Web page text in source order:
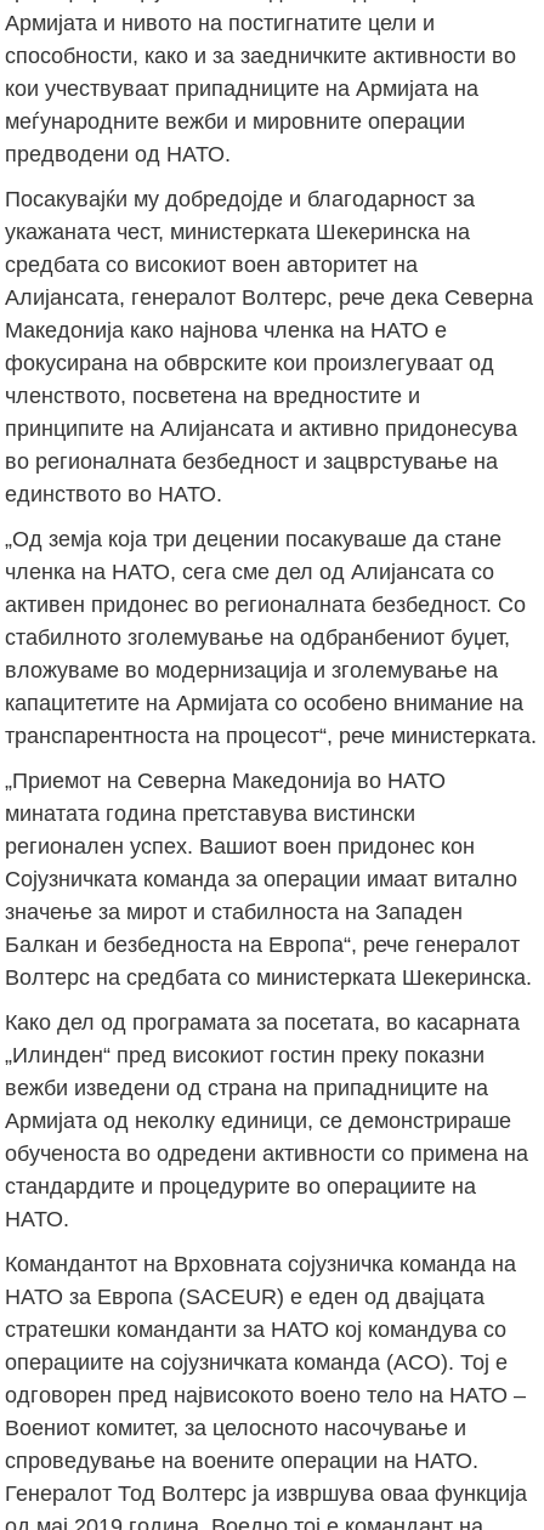
Армијата и нивото на постигнатите цели и
способности, како и за заедничките активности во
кои учествуваат припадниците на Армијата на
меѓународните вежби и мировните операции
предводени од НАТО.
Посакувајќи му добредојде и благодарност за
укажаната чест, министерката Шекеринска на
средбата со високиот воен авторитет на
Алијансата, генералот Волтерс, рече дека Северна
Македонија како најнова членка на НАТО е
фокусирана на обврските кои произлегуваат од
членството, посветена на вредностите и
принципите на Алијансата и активно придонесува
во регионалната безбедност и зацврстување на
единството во НАТО.
„Од земја која три децении посакуваше да стане
членка на НАТО, сега сме дел од Алијансата со
активен придонес во регионалната безбедност. Со
стабилното зголемување на одбранбениот буџет,
вложуваме во модернизација и зголемување на
капацитетите на Армијата со особено внимание на
транспарентноста на процесот“, рече министерката.
„Приемот на Северна Македонија во НАТО
минатата година претставува вистински
регионален успех. Вашиот воен придонес кон
Сојузничката команда за операции имаат витално
значење за мирот и стабилноста на Западен
Балкан и безбедноста на Европа“, рече генералот
Волтерс на средбата со министерката Шекеринска.
Како дел од програмата за посетата, во касарната
„Илинден“ пред високиот гостин преку показни
вежби изведени од страна на припадниците на
Армијата од неколку единици, се демонстрираше
обученоста во одредени активности со примена на
стандардите и процедурите во операциите на
НАТО.
Командантот на Врховната сојузничка команда на
НАТО за Европа (SACEUR) е еден од двајцата
стратешки команданти за НАТО кој командува со
операциите на сојузничката команда (ACO). Тој е
одговорен пред највисокото воено тело на НАТО –
Воениот комитет, за целосното насочување и
спроведување на воените операции на НАТО.
Генералот Тод Волтерс ја извршува оваа функција